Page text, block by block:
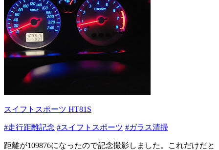
スイフトスポーツ HT81S
#走行距離記念 #スイフトスポーツ #ガラス清掃
距離が109876になったので記念撮影しました。これだけだと